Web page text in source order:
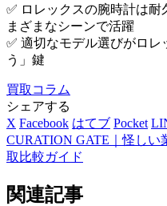
✅ ロレックスの腕時計は
まざまなシーンで活躍
✅ 適切なモデル選びがロ
う」鍵
買取コラム
シェアする
X Facebook はてブ Pocket
CURATION GATE｜怪し
取比較ガイド
関連記事